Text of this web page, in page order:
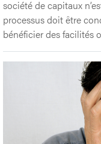
société de capitaux
processus doit être
bénéficier des facilités